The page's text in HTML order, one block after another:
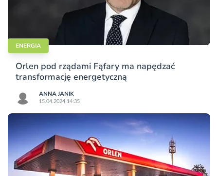
ENERGIA
Orlen pod rządami Fąfary ma napędzać
transformację energetyczną
ANNA JANIK
15.04.2024 14:35